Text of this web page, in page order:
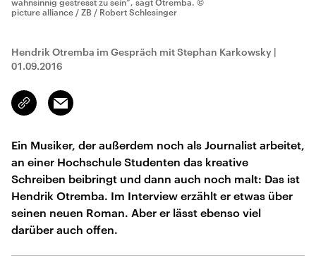
wahnsinnig gestresst zu sein“, sagt Otremba. ©
picture alliance / ZB / Robert Schlesinger
Hendrik Otremba im Gespräch mit Stephan Karkowsky |
01.09.2016
Link
kopieren/teilen
Email
Ein Musiker, der außerdem noch als Journalist arbeitet,
an einer Hochschule Studenten das kreative
Schreiben beibringt und dann auch noch malt: Das ist
Hendrik Otremba. Im Interview erzählt er etwas über
seinen neuen Roman. Aber er lässt ebenso viel
darüber auch offen.